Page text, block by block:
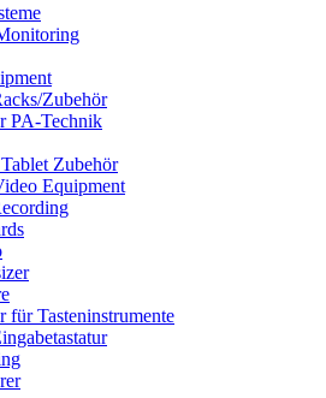
Zubehör
PA-Technik
Zubehör
Equipment
für Tasteninstrumente